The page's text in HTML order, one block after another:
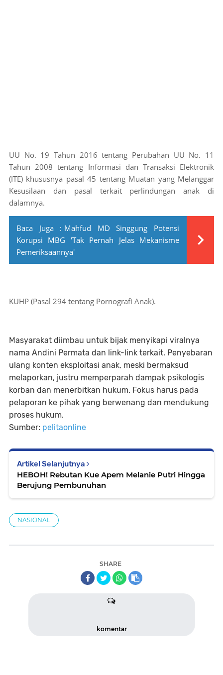
UU No. 19 Tahun 2016 tentang Perubahan UU No. 11
Tahun 2008 tentang Informasi dan Transaksi Elektronik
(ITE) khususnya pasal 45 tentang Muatan yang Melanggar
Kesusilaan dan pasal terkait perlindungan anak di
dalamnya.
Baca Juga : Mahfud MD Singgung Potensi
Korupsi MBG 'Tak Pernah Jelas Mekanisme
Pemeriksaannya'
KUHP (Pasal 294 tentang Pornografi Anak).
Masyarakat diimbau untuk bijak menyikapi viralnya
nama Andini Permata dan link-link terkait. Penyebaran
ulang konten eksploitasi anak, meski bermaksud
melaporkan, justru memperparah dampak psikologis
korban dan menerbitkan hukum. Fokus harus pada
pelaporan ke pihak yang berwenang dan mendukung
proses hukum.
Sumber: pelitaonline
Artikel Selanjutnya
HEBOH! Rebutan Kue Apem Melanie Putri Hingga
Berujung Pembunuhan
NASIONAL
SHARE
komentar